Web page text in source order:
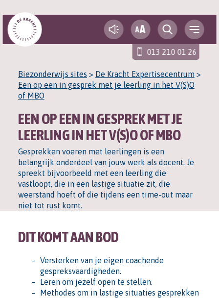
013 210 01 26
AA
Biezonderwijs sites > De Kracht Expertisecentrum>
Een op een in gesprek met je leerling in het V(S)O
of MBO
EEN OP EEN IN GESPREK MET JE
LEERLING IN HET V(S)O OF MBO
Gesprekken voeren met leerlingen is een
belangrijk onderdeel van jouw werk als docent. Je
spreekt bijvoorbeeld met een leerling die
vastloopt, die in een lastige situatie zit, die
weerstand hoeft of die tijdens een time-out maar
niet tot rust komt.
DIT KOMT AAN BOD
Versterken van je eigen coachende
gespreksvaardigheden.
Leren om jezelf open te stellen.
Methodes om in lastige situaties gesprekken